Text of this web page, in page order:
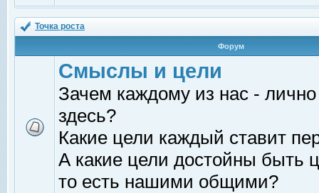
Точка роста
Форум
Смыслы и цели
Зачем каждому из нас -
здесь?
Какие цели каждый ставит
А какие цели достойны быть
то есть нашими общими?